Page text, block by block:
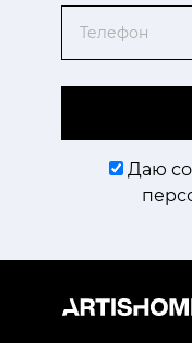
Даю